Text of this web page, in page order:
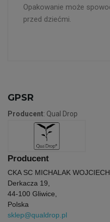
Opakowanie może
przed dziećmi.
GPSR
Producent: Qual Drop
Producent
CKA SC MICHALAK
Derkacza 19,
44-100 Gliwice,
Polska
sklep@qualdrop.pl